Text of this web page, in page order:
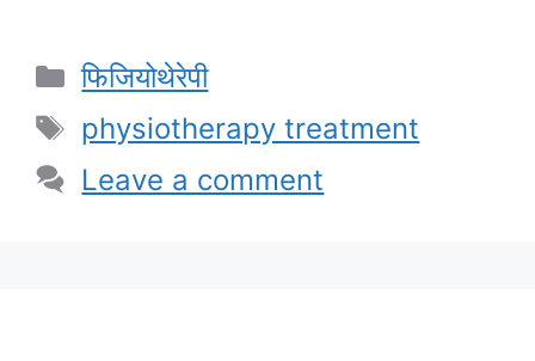
Categories
फिजियोथेरेपी
Tags
physiotherapy treatment
Leave a comment